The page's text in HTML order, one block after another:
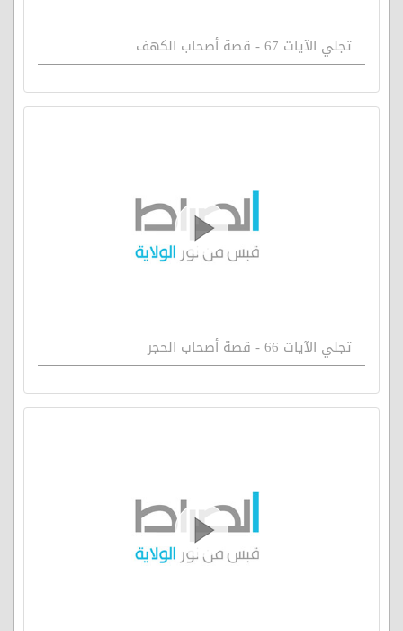
تجلي الآيات 67 - قصة أصحاب الكهف
تجلي الآيات 66 - قصة أصحاب الحجر